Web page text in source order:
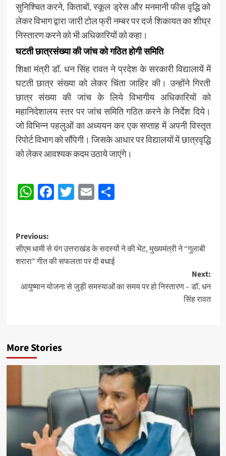
सुनिश्चित करने, किताबों, स्कूल ड्रेस और मनमानी फीस वृद्धि को
लेकर विभाग द्वारा जारी टोल फ्री नम्बर पर दर्ज शिकायत का शीघ्र
निस्तारण करने को भी अधिकारियों को कहा।
घटती छात्रसंख्या की जांच को गठित होगी समिति
शिक्षा मंत्री डॉ. धन सिंह रावत ने प्रदेश के सरकारी विद्यालायें में
घटती छात्र संख्या को लेकर चिंता जाहिर की। उन्होंने गिरती
छात्र संख्या की जांच के लिये विभागीय अधिकारियों को
महानिदेशालय स्तर पर जांच समिति गठित करने के निर्देश दिये।
जो विभिन्न पहलुओं का अध्ययन कर एक सप्ताह में अपनी विस्तृत
रिपोर्ट विभाग को सौंपेगी। जिसके आधार पर विद्यालयों में छात्रवृद्धि
को लेकर आवश्यक कदम उठाये जाएंगे।
Post
Navigation
WhatsApp
Facebook
Twitter
EmailShare
Post
navigation
Previous:
सीएम धामी से यंग उत्तराखंड के सदस्यों ने की भेंट, मुख्यमंत्री ने “गुलाबी
शरारा” गीत की सफलता पर दी बधाई
Next:
आयुष्मान योजना से जुड़ी समस्याओं का समय पर हो निस्तारण – डॉ. धन
सिंह रावत
More Stories